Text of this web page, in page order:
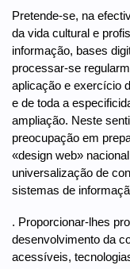
Pretende-se, na
da vida cultural e
informação, bases
processar-se
aplicação e exercício
e de toda a
ampliação. Neste
preocupação em
«design web»
universalização de
sistemas de
. Proporcionar-lhes
desenvolvimento da
acessíveis,